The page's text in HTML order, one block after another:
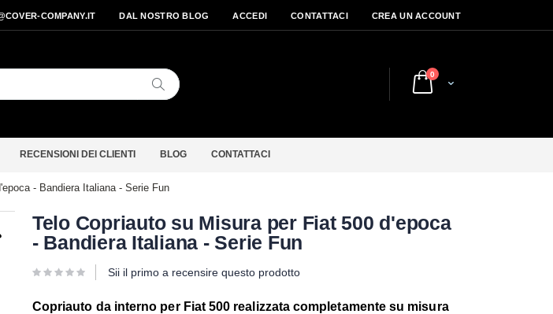
COMPANY.IT DAL NOSTRO BLOG ACCEDI CONTATTACI CREA UN ACCOUNT
Cart
0elementi
Cerca
RECENSIONI DEI CLIENTI BLOG CONTATTACI
- Bandiera Italiana - Serie Fun
all'inizio
della
immagini
Telo Copriauto su Misura per Fiat 500 d'epoca
- Bandiera Italiana - Serie Fun
Sii il primo a recensire questo prodotto
Copriauto da interno per Fiat 500 realizzata completamente su misura